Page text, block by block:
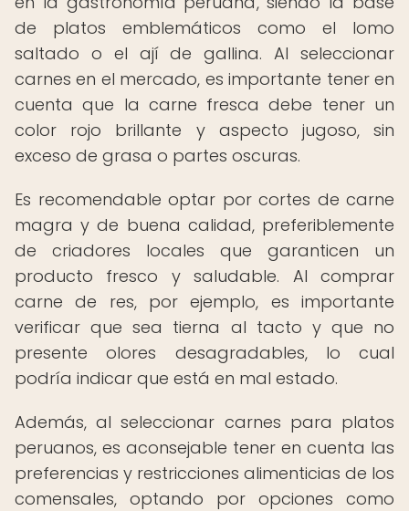
de platos emblemáticos como el lomo
saltado o el ají de gallina. Al seleccionar
carnes en el mercado, es importante tener en
cuenta que la carne fresca debe tener un
color rojo brillante y aspecto jugoso, sin
exceso de grasa o partes oscuras.
Es recomendable optar por cortes de carne
magra y de buena calidad, preferiblemente
de criadores locales que garanticen un
producto fresco y saludable. Al comprar
carne de res, por ejemplo, es importante
verificar que sea tierna al tacto y que no
presente olores desagradables, lo cual
podría indicar que está en mal estado.
Además, al seleccionar carnes para platos
peruanos, es aconsejable tener en cuenta las
preferencias y restricciones alimenticias de los
comensales, optando por opciones como